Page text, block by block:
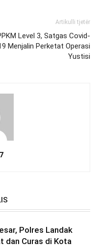
Artikulli tjetër
Level 3, Satgas Covid-
Menjalin Perketat Operasi
Yustisi
Polres Landak
dan Curas di Kota